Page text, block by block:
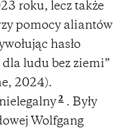
roku, lecz także
pomocy aliantów
hasło
ludu bez ziemi”
2024).
2 . Były
Wolfgang